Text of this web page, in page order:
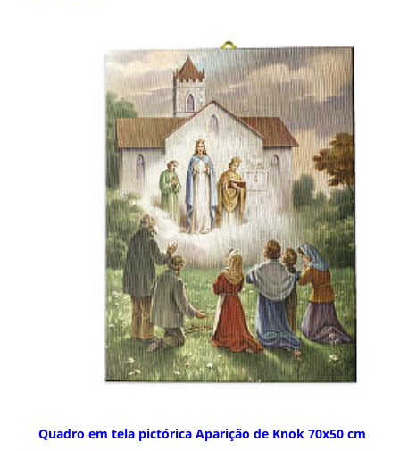
Quadro em tela pictórica Aparição de Knok 70x50 cm